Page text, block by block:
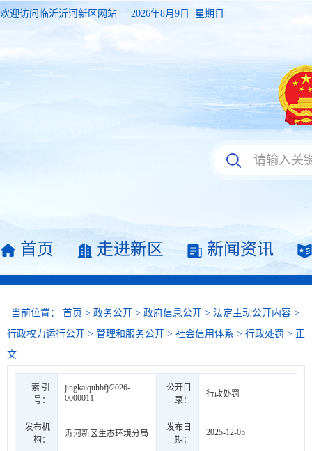
欢迎访问临沂沂河新区网站 2026年8月9日 星期日
首页 走进新区 新闻资讯
当前位置： 首页 > 政务公开 > 政府信息公开 > 法定主动公开内容 >
行政权力运行公开 > 管理和服务公开 > 社会信用体系 > 行政处罚 > 正
文
索 引
号：
jingkaiquhbfj/2026-
0000011
公开目
录：
行政处罚
发布机
构：
沂河新区生态环境分局
发布日
期：
2025-12-05